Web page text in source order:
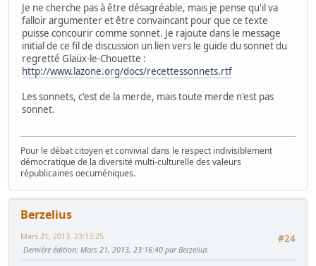
Je ne cherche pas à être désagréable, mais je pense qu'il va
falloir argumenter et être convaincant pour que ce texte
puisse concourir comme sonnet. Je rajoute dans le message
initial de ce fil de discussion un lien vers le guide du sonnet du
regretté Glaüx-le-Chouette :
http://www.lazone.org/docs/recettessonnets.rtf
Les sonnets, c'est de la merde, mais toute merde n'est pas
sonnet.
Pour le débat citoyen et convivial dans le respect indivisiblement
démocratique de la diversité multi-culturelle des valeurs
républicaines oecuméniques.
Berzelius
#24
Mars 21, 2013, 23:13:25
Dernière édition: Mars 21, 2013, 23:16:40 par Berzelius